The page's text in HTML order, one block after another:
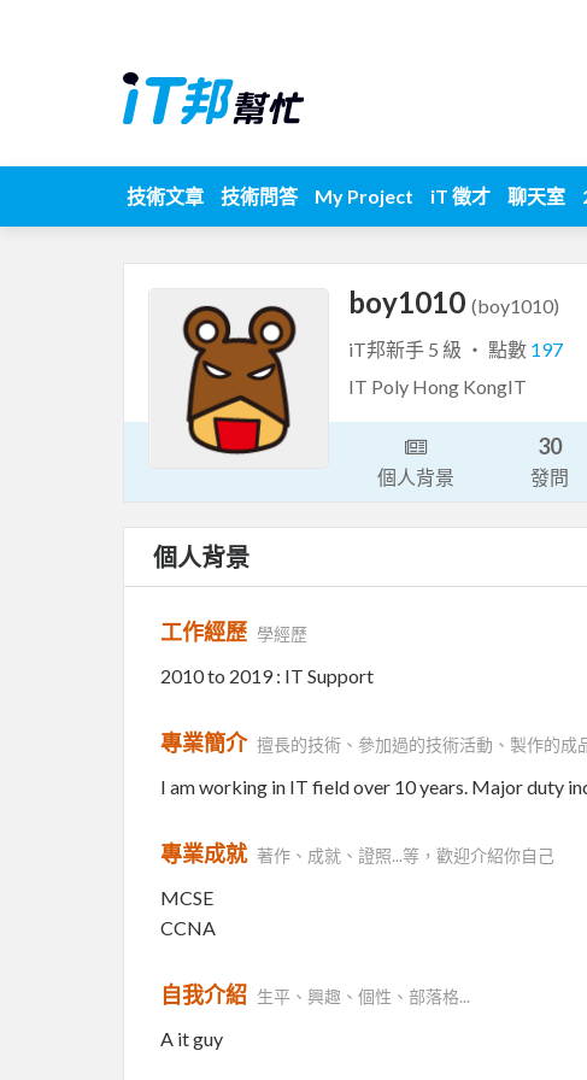
技術文章 技術問答 My Project iT 徵才 聊天室
boy1010 (boy1010)
iT邦新手 5 級 ‧ 點數 197
IT Poly Hong KongIT
個人背景
30
發問
個人背景
工作經歷 學經歷
2010 to 2019 : IT Support
專業簡介 擅長的技術、參加過的技術活動、製作的成
I am working in IT field over 10 years. Major duty
專業成就 著作、成就、證照...等，歡迎介紹你自己
MCSE
CCNA
自我介紹 生平、興趣、個性、部落格...
A it guy